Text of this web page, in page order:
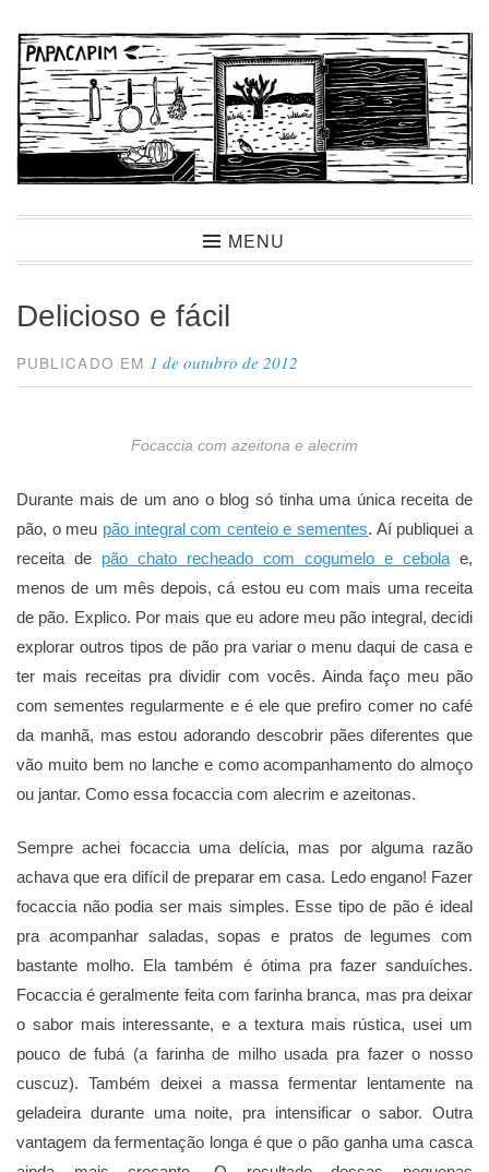
para
conteúdo
PapacapimMENU
Delicioso e fácil
PUBLICADO EM 1 de outubro de 2012
Focaccia com azeitona e alecrim
Durante mais de um ano o blog só tinha uma única receita de
pão, o meu pão integral com centeio e sementes. Aí publiquei a
receita de pão chato recheado com cogumelo e cebola e,
menos de um mês depois, cá estou eu com mais uma receita
de pão. Explico. Por mais que eu adore meu pão integral, decidi
explorar outros tipos de pão pra variar o menu daqui de casa e
ter mais receitas pra dividir com vocês. Ainda faço meu pão
com sementes regularmente e é ele que prefiro comer no café
da manhã, mas estou adorando descobrir pães diferentes que
vão muito bem no lanche e como acompanhamento do almoço
ou jantar. Como essa focaccia com alecrim e azeitonas.
Sempre achei focaccia uma delícia, mas por alguma razão
achava que era difícil de preparar em casa. Ledo engano! Fazer
focaccia não podia ser mais simples. Esse tipo de pão é ideal
pra acompanhar saladas, sopas e pratos de legumes com
bastante molho. Ela também é ótima pra fazer sanduíches.
Focaccia é geralmente feita com farinha branca, mas pra deixar
o sabor mais interessante, e a textura mais rústica, usei um
pouco de fubá (a farinha de milho usada pra fazer o nosso
cuscuz). Também deixei a massa fermentar lentamente na
geladeira durante uma noite, pra intensificar o sabor. Outra
vantagem da fermentação longa é que o pão ganha uma casca